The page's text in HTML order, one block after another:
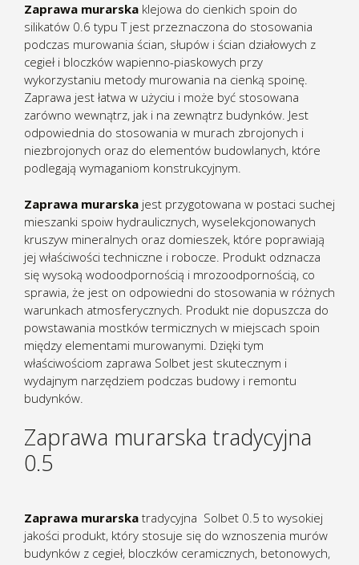
Zaprawa murarska klejowa do cienkich spoin do
silikatów 0.6 typu T jest przeznaczona do stosowania
podczas murowania ścian, słupów i ścian działowych z
cegieł i bloczków wapienno-piaskowych przy
wykorzystaniu metody murowania na cienką spoinę.
Zaprawa jest łatwa w użyciu i może być stosowana
zarówno wewnątrz, jak i na zewnątrz budynków. Jest
odpowiednia do stosowania w murach zbrojonych i
niezbrojonych oraz do elementów budowlanych, które
podlegają wymaganiom konstrukcyjnym.
Zaprawa murarska jest przygotowana w postaci suchej
mieszanki spoiw hydraulicznych, wyselekcjonowanych
kruszyw mineralnych oraz domieszek, które poprawiają
jej właściwości techniczne i robocze. Produkt odznacza
się wysoką wodoodpornością i mrozoodpornością, co
sprawia, że jest on odpowiedni do stosowania w różnych
warunkach atmosferycznych. Produkt nie dopuszcza do
powstawania mostków termicznych w miejscach spoin
między elementami murowanymi. Dzięki tym
właściwościom zaprawa Solbet jest skutecznym i
wydajnym narzędziem podczas budowy i remontu
budynków.
Zaprawa murarska tradycyjna
0.5
Zaprawa murarska tradycyjna Solbet 0.5 to wysokiej
jakości produkt, który stosuje się do wznoszenia murów
budynków z cegieł, bloczków ceramicznych, betonowych,